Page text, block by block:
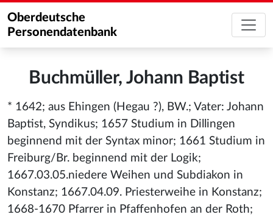
Oberdeutsche
Personendatenbank
Buchmüller, Johann Baptist
* 1642; aus Ehingen (Hegau ?), BW.; Vater: Johann
Baptist, Syndikus; 1657 Studium in Dillingen
beginnend mit der Syntax minor; 1661 Studium in
Freiburg/Br. beginnend mit der Logik;
1667.03.05.niedere Weihen und Subdiakon in
Konstanz; 1667.04.09. Priesterweihe in Konstanz;
1668-1670 Pfarrer in Pfaffenhofen an der Roth;